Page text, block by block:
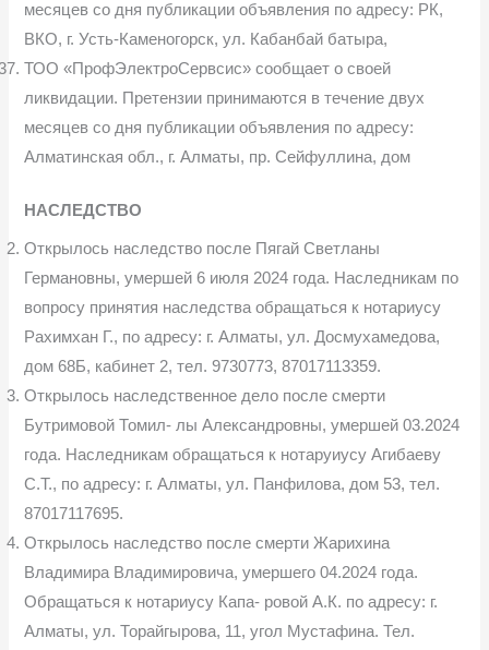
месяцев со дня публикации объяв­ления по адресу: РК,
ВКО, г. Усть-Каменогорск, ул. Кабанбай батыра,
ТОО «ПрофЭлектроСервсис» сообщает о своей
ликвидации. Пре­тензии принимаются в течение двух
месяцев со дня публикации объявления по адресу:
Алматинская обл., г. Алматы, пр. Сейфуллина, дом
НАСЛЕДСТВО
Открылось наследство после Пягай Светланы
Германовны, умершей 6 июля 2024 года. Наследникам по
вопросу принятия наследства обращаться к нотариусу
Рахимхан Г., по адресу: г. Алматы, ул. Досмухамедова,
дом 68Б, кабинет 2, тел. 9730773, 87017113359.
Открылось наследственное дело после смерти
Бутримовой Томил- лы Александровны, умершей 03.2024
года. Наследникам обращаться к нотаруиусу Агибаеву
С.Т., по адресу: г. Алматы, ул. Панфилова, дом 53, тел.
87017117695.
Открылось наследство после смерти Жарихина
Владимира Вла­димировича, умершего 04.2024 года.
Обращаться к нотариусу Капа- ровой А.К. по адресу: г.
Алматы, ул. Торайгырова, 11, угол Мустафина. Тел.